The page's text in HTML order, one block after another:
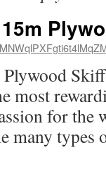
most
for the
many